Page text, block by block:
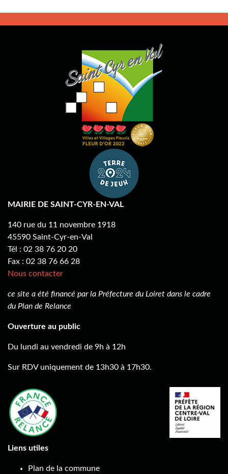
MAIRIE DE SAINT-CYR-EN-VAL
140 rue du 11 novembre 1918
45590 Saint-Cyr-en-Val
Tél : 02 38 76 20 20
Fax : 02 38 76 66 28
Nous contacter
ce site a été financé par la Préfecture du Loiret dans le cadre
du Plan de Relance
Ouverture au public
Du lundi au vendredi de 9h à 12h
Sur RDV uniquement de 13h30 à 17h30.
Liens utiles
Plan de la commune